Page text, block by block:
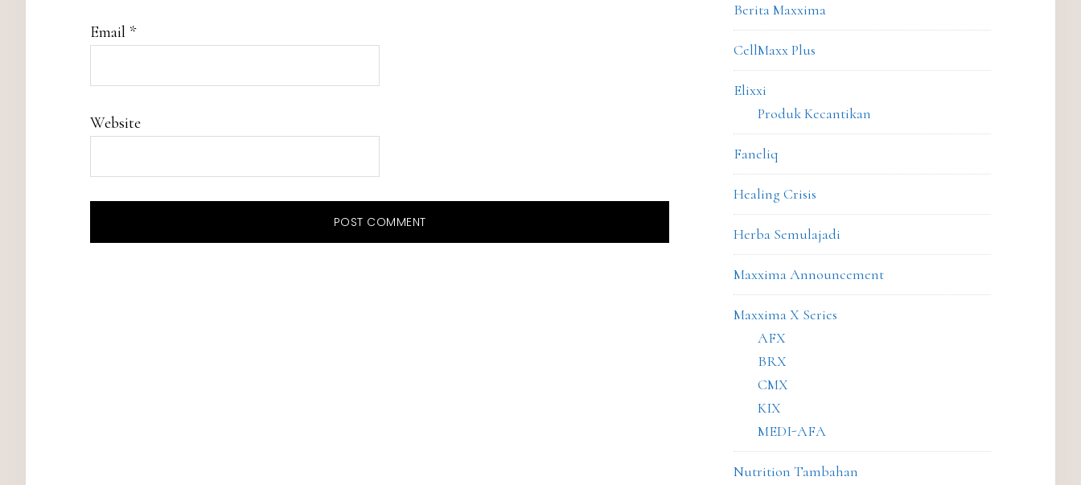
Email *
Website
Berita Maxxima
CellMaxx Plus
Elixxi
Produk Kecantikan
Faneliq
Healing Crisis
Herba Semulajadi
Maxxima Announcement
Maxxima X Series
AFX
BRX
CMX
KIX
MEDI-AFA
Nutrition Tambahan